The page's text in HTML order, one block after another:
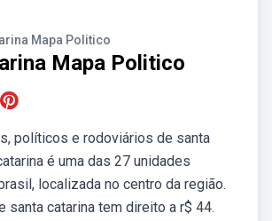
Mapa Politico
Mapa Politico
políticos e rodoviários de santa
é uma das 27 unidades
localizada no centro da região.
santa catarina tem direito a r$ 44.